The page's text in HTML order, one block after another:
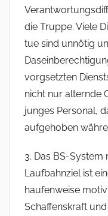
die Truppe. Viele
tue sind unnötig
vorgsetzten
nicht nur alternde
junges Personal,
aufgehoben
3. Das BS-
Laufbahnziel ist
haufenweise
Schaffenskraft